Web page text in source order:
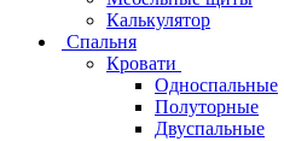
Калькулятор
Спальня
Кровати
Односпальные
Полуторные
Двуспальные